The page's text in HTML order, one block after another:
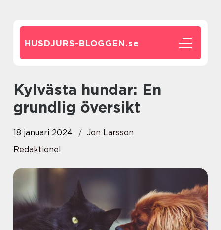
HUSDJURS-BLOGGEN.se
Kylvästa hundar: En
grundlig översikt
18 januari 2024
Jon Larsson
Redaktionel